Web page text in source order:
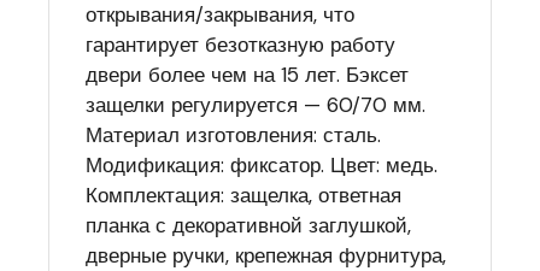
открывания/закрывания, что
гарантирует безотказную работу
двери более чем на 15 лет. Бэксет
защелки регулируется — 60/70 мм.
Материал изготовления: сталь.
Модификация: фиксатор. Цвет: медь.
Комплектация: защелка, ответная
планка с декоративной заглушкой,
дверные ручки, крепежная фурнитура,